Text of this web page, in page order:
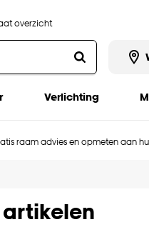
overzicht
Verlichting
raam advies en opmeten aan